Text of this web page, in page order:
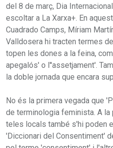
del 8 de març, Dia
escoltar a La Xarxa+. En
Cuadrado Camps, Míriam
Valldosera hi tracten termes
topen les dones a la feina,
apegalós' o l''assetjament'.
la doble jornada que encara
No és la primera vegada que
de terminologia feminista. A
teles locals també s'hi poden
'Diccionari del Consentiment'